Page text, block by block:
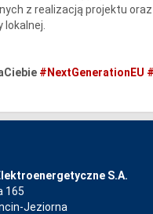
z realizacją projektu
#NextGenerationEU
S.A.
165
Jeziorna